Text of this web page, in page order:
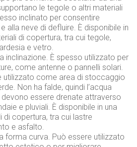
le tegole o altri materiali
inclinato per consentire
alla neve di defluire. È disponibile in
di copertura, tra cui tegole,
e vetro.
inclinazione. È spesso utilizzato per
come antenne o pannelli solari.
utilizzato come area di stoccaggio
Non ha falde, quindi l’acqua
essere drenate attraverso
e pluviali. È disponibile in una
di copertura, tra cui lastre
e asfalto.
forma curva. Può essere utilizzato